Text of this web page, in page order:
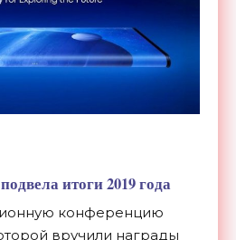
итоги 2019 года
конференцию
вручили награды